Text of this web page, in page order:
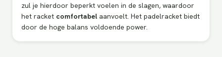
zul je hierdoor beperkt voelen in de slagen, waardoor
het racket comfortabel aanvoelt. Het padelracket biedt
door de hoge balans voldoende power.